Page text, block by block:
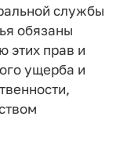
службы
обязаны
этих прав и
ущерба и